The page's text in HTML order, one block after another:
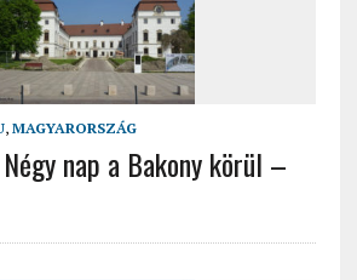
, MAGYARORSZÁG
nap a Bakony körül –